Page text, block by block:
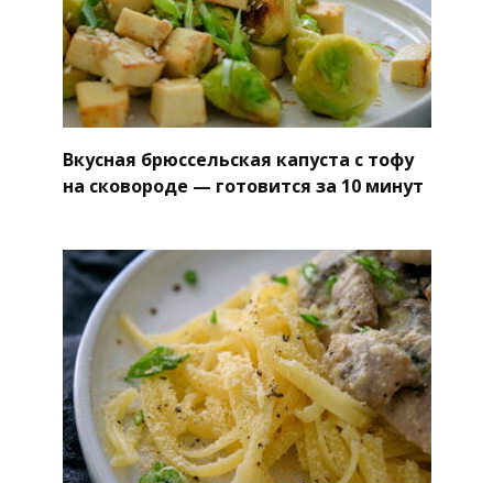
Вкусная брюссельская капуста с тофу
на сковороде — готовится за 10 минут